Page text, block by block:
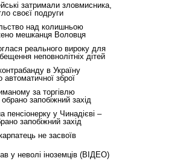
затримали зловмисника,
своєї подруги
над колишньою
мешканця Воловця
реального вироку для
неповнолітніх дітей
в Україну
зброї
за торгівлю
запобіжний захід
пенсіонерку у Чинадієві –
запобіжний захід
не засвоїв
у неволі іноземців (ВІДЕО)